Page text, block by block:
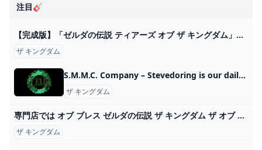
注目🎸
【完成版】「ゼルダの伝説 ティアーズ オブ ザ キングダム」予約店舗・特典まとめ！ - GAME Watch
ザ キングダム
S.M.M.C. Company – Stevedoring is our daily job
ザ キングダム
専門店では オブ ブレス ゼルダの伝説 ザ キングダム ザ オブ ティアーズ ワイルド Nintendo Switch - bestcheerstone.com
ザ キングダム